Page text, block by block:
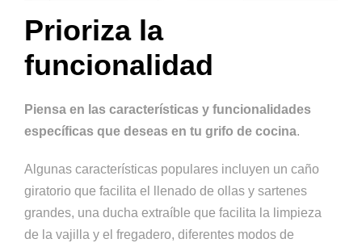
Prioriza la
funcionalidad
Piensa en las características y funcionalidades
específicas que deseas en tu grifo de cocina.
Algunas características populares incluyen un caño
giratorio que facilita el llenado de ollas y sartenes
grandes, una ducha extraíble que facilita la limpieza
de la vajilla y el fregadero, diferentes modos de